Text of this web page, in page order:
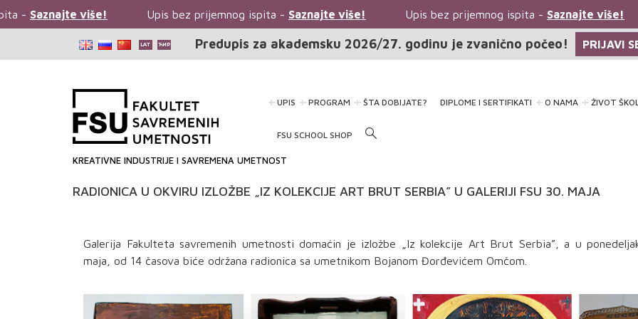
više! Upis bez prijemnog ispita -Saznajte više! Upis bez prijemnog ispita -Saznajte više!
Predupis za akademsku 2026/27. godinu je zvanično počeo! PRIJAVI
UPIS PROGRAM ŠTA DOBIJATE? DIPLOME I SERTIFIKATI O NAMA ŽIVOT
FSU SCHOOL SHOP
KREATIVNE INDUSTRIJE I SAVREMENA UMETNOST
RADIONICA U OKVIRU IZLOŽBE „IZ KOLEKCIJE ART BRUT SERBIA” U GALERIJI FSU 30. MAJA
Galerija Fakulteta savremenih umetnosti domaćin je izložbe „Iz kolekcije Art Brut Serbia”, a u
maja, od 14 časova biće održana radionica sa umetnikom Bojanom Đorđevićem Omčom.